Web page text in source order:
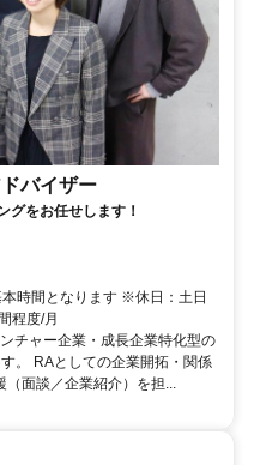
バイザー
グをお任せします！
時間となります ※休日：土日
程度/月
チャー企業・成長企業特化型の
。 RAとしての企業開拓・関係
面談／企業紹介）を担...